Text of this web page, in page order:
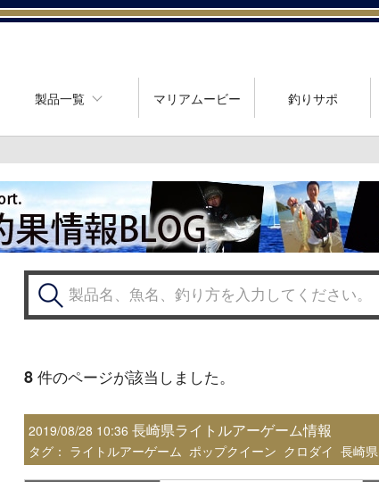
製品一覧 マリアムービー 釣りサポ
8 件のページが該当しました。
2019/08/28 10:36 長崎県ライトルアーゲーム情報
タグ： ライトルアーゲーム ポップクイーン クロダイ 長崎県